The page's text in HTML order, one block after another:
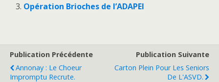
Opération Brioches de l’ADAPEI
Publication Précédente
Annonay : Le Choeur
Impromptu Recrute.
Publication Suivante
Carton Plein Pour Les Seniors
De L'ASVD.